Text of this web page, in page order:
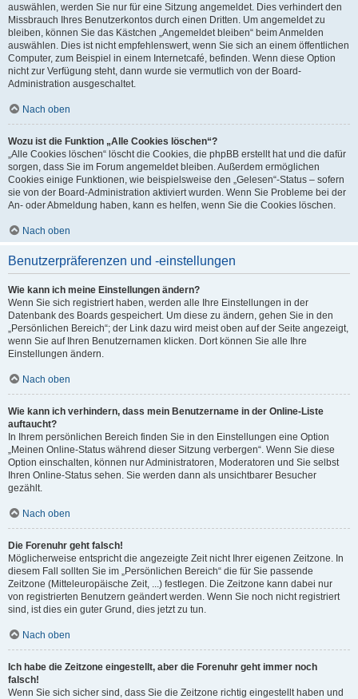
auswählen, werden Sie nur für eine Sitzung angemeldet. Dies verhindert den
Missbrauch Ihres Benutzerkontos durch einen Dritten. Um angemeldet zu
bleiben, können Sie das Kästchen „Angemeldet bleiben“ beim Anmelden
auswählen. Dies ist nicht empfehlenswert, wenn Sie sich an einem öffentlichen
Computer, zum Beispiel in einem Internetcafé, befinden. Wenn diese Option
nicht zur Verfügung steht, dann wurde sie vermutlich von der Board-
Administration ausgeschaltet.
Nach oben
Wozu ist die Funktion „Alle Cookies löschen“?
„Alle Cookies löschen“ löscht die Cookies, die phpBB erstellt hat und die dafür
sorgen, dass Sie im Forum angemeldet bleiben. Außerdem ermöglichen
Cookies einige Funktionen, wie beispielsweise den „Gelesen“-Status – sofern
sie von der Board-Administration aktiviert wurden. Wenn Sie Probleme bei der
An- oder Abmeldung haben, kann es helfen, wenn Sie die Cookies löschen.
Nach oben
Benutzerpräferenzen und -einstellungen
Wie kann ich meine Einstellungen ändern?
Wenn Sie sich registriert haben, werden alle Ihre Einstellungen in der
Datenbank des Boards gespeichert. Um diese zu ändern, gehen Sie in den
„Persönlichen Bereich“; der Link dazu wird meist oben auf der Seite angezeigt,
wenn Sie auf Ihren Benutzernamen klicken. Dort können Sie alle Ihre
Einstellungen ändern.
Nach oben
Wie kann ich verhindern, dass mein Benutzername in der Online-Liste
auftaucht?
In Ihrem persönlichen Bereich finden Sie in den Einstellungen eine Option
„Meinen Online-Status während dieser Sitzung verbergen“. Wenn Sie diese
Option einschalten, können nur Administratoren, Moderatoren und Sie selbst
Ihren Online-Status sehen. Sie werden dann als unsichtbarer Besucher
gezählt.
Nach oben
Die Forenuhr geht falsch!
Möglicherweise entspricht die angezeigte Zeit nicht Ihrer eigenen Zeitzone. In
diesem Fall sollten Sie im „Persönlichen Bereich“ die für Sie passende
Zeitzone (Mitteleuropäische Zeit, ...) festlegen. Die Zeitzone kann dabei nur
von registrierten Benutzern geändert werden. Wenn Sie noch nicht registriert
sind, ist dies ein guter Grund, dies jetzt zu tun.
Nach oben
Ich habe die Zeitzone eingestellt, aber die Forenuhr geht immer noch
falsch!
Wenn Sie sich sicher sind, dass Sie die Zeitzone richtig eingestellt haben und